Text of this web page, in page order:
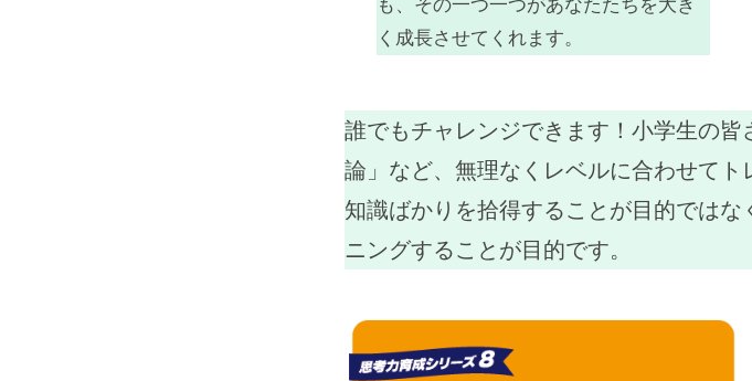
も、その一つ一つがあなたたちを大き
く成長させてくれます。
誰でもチャレンジできます！小学生の
論」など、無理なくレベルに合わせてト
知識ばかりを拾得することが目的では
ニングすることが目的です。